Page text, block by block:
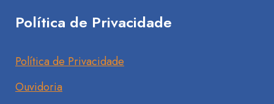
Política de Privacidade
Política de Privacidade
Ouvidoria